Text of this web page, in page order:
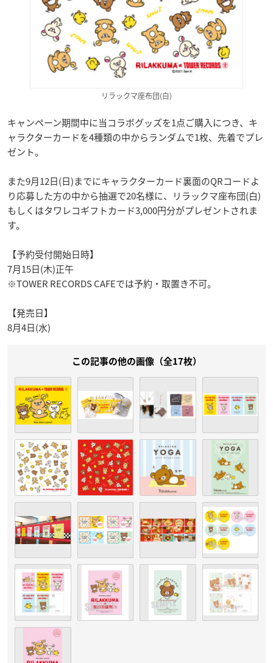
リラックマ座布団(白)
キャンペーン期間中に当コラボグッズを1点ご購入につき、キ
ャラクターカードを4種類の中からランダムで1枚、先着でプレ
ゼント。
また9月12日(日)までにキャラクターカード裏面のQRコードよ
り応募した方の中から抽選で20名様に、リラックマ座布団(白)
もしくはタワレコギフトカード3,000円分がプレゼントされま
す。
【予約受付開始日時】
7月15日(木)正午
※TOWER RECORDS CAFEでは予約・取置き不可。
【発売日】
8月4日(水)
この記事の他の画像（全17枚）